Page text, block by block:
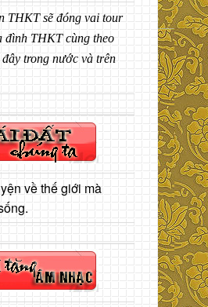
THKT sẽ đóng vai tour
đình THKT cùng theo
trong nước và trên
về thế giới mà